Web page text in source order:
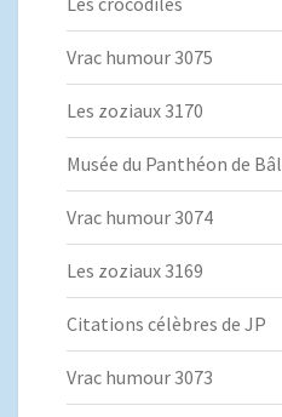
Vrac humour 3075
Les zoziaux 3170
Musée du Panthéon de
Vrac humour 3074
Les zoziaux 3169
Citations célèbres de JP
Vrac humour 3073